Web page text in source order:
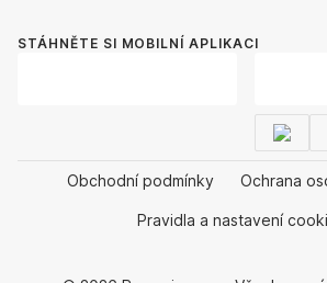
STÁHNĚTE SI MOBILNÍ APLIKACI
Obchodní podmínky Ochrana
Pravidla a nastavení